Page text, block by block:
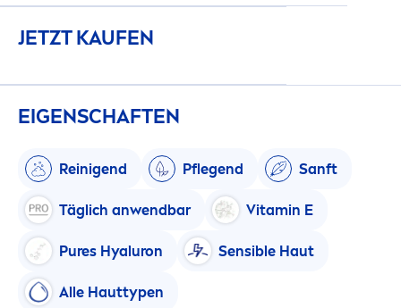
JETZT KAUFEN
EIGENSCHAFTEN
Reinigend Pflegend Sanft
Täglich anwendbar Vitamin E
Pures Hyaluron Sensible Haut
Alle Hauttypen